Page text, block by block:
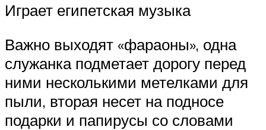
Играет египетская музыка
Важно выходят «фараоны», одна
служанка подметает дорогу перед
ними несколькими метелками для
пыли, вторая несет на подносе
подарки и папирусы со словами